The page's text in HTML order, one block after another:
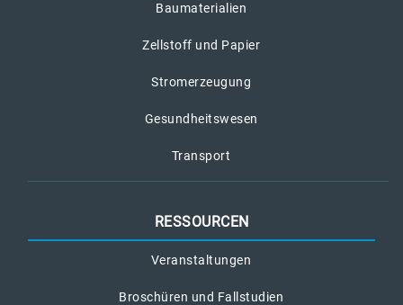
Baumaterialien
Zellstoff und Papier
Stromerzeugung
Gesundheitswesen
Transport
RESSOURCEN
Veranstaltungen
Broschüren und Fallstudien